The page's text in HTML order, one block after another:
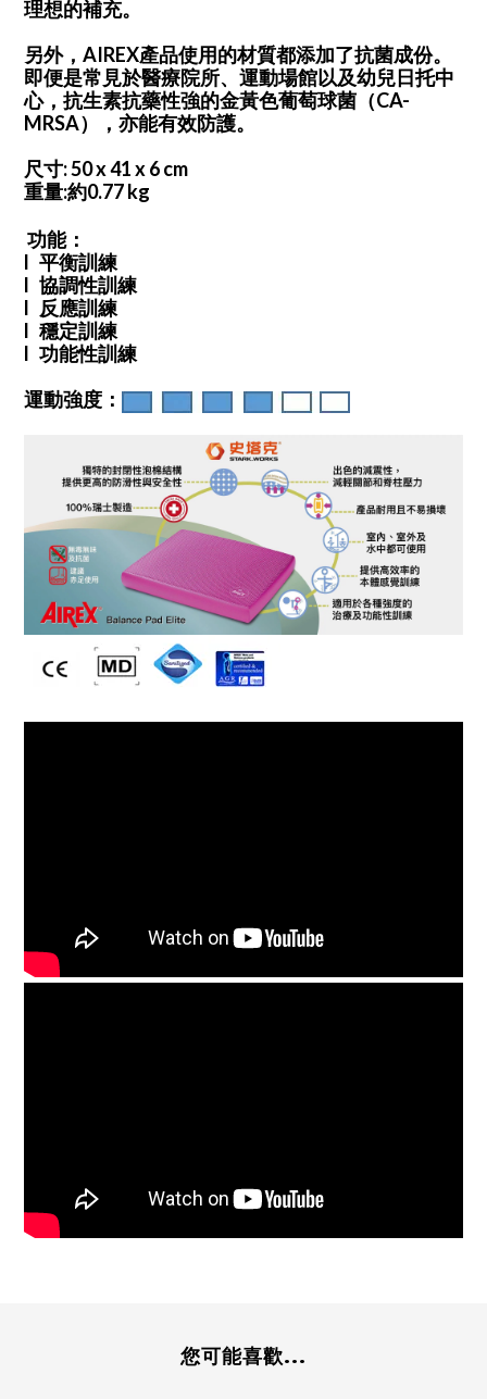
理想的補充。
另外，AIREX產品使用的材質都添加了抗菌成份。
即便是常見於醫療院所、運動場館以及幼兒日托中
心，抗生素抗藥性強的金黃色葡萄球菌（CA-
MRSA），亦能有效防護。
尺寸: 50 x 41 x 6 cm
重量:約0.77 kg
功能：
l 平衡訓練
l 協調性訓練
l 反應訓練
l 穩定訓練
l 功能性訓練
運動強度：
您可能喜歡...